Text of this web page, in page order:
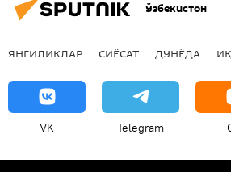
Ўзбекистон
ЯНГИЛИКЛАР СИЁСАТ ДУНЁДА
VK Telegram